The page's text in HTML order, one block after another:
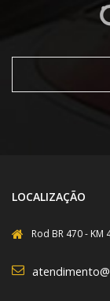
LOCALIZAÇÃO
Rod BR 470 - KM